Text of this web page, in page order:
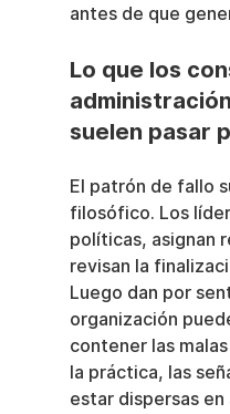
antes de que
Lo que los
suelen pasar
El patrón de fallo
filosófico. Los
políticas, asignan
revisan la
Luego dan por
organización
contener las
la práctica, las
estar dispersas